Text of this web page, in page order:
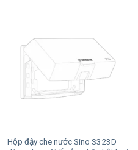
Hộp đậy che nước Sino S323D